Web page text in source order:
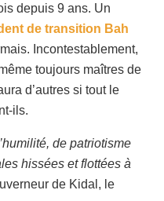
depuis 9 ans. Un
de transition Bah
Incontestablement,
toujours maîtres de
d’autres si tout le
ils.
de patriotisme
hissées et flottées à
de Kidal, le